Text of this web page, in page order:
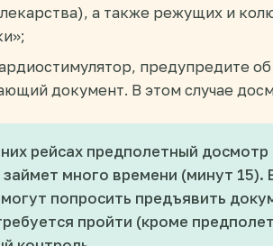
а также режущих и
предупредите
документ. В этом случае
рейсах предполетный
займет много времени (минут
попросить предъявить
пройти (кроме